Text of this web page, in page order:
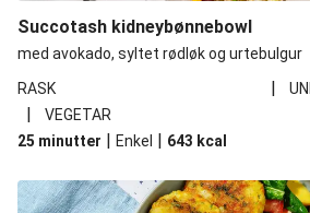
Succotash kidneybønnebowl
med avokado, syltet rødløk og urtebulgur
RASK
|
|
VEGETAR
25 minutter | Enkel | 643 kcal